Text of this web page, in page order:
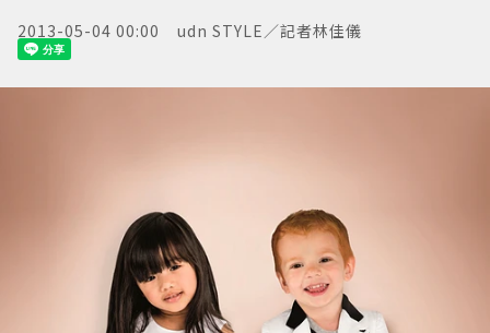
2013-05-04 00:00 udn STYLE／記者林佳儀